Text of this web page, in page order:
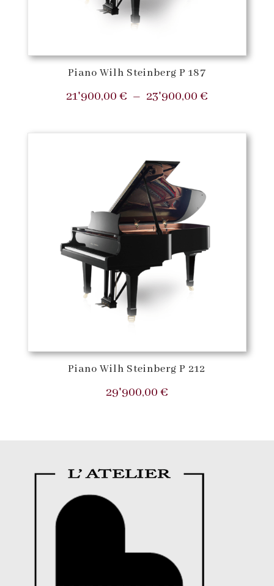
Piano Wilh Steinberg P 187
21'900,00 € – 23'900,00 €Plage
Piano Wilh Steinberg P 212
29'900,00 €